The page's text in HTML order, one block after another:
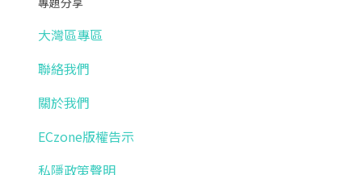
大灣區專區
聯絡我們
關於我們
ECzone版權告示
私隱政策聲明